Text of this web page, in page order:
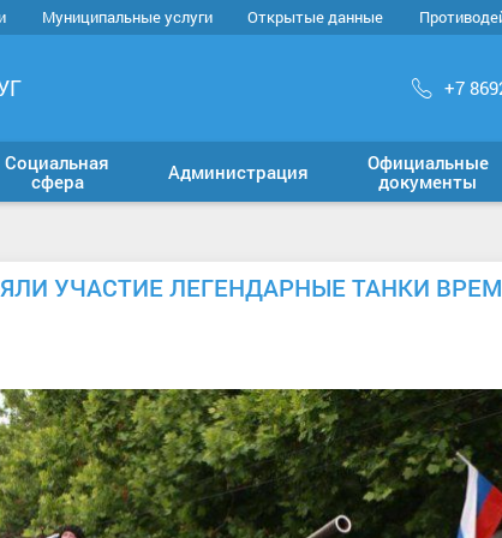
Муниципальные услуги Открытые данные
+7
Социальная
сфера
Администрация
Официальные
документы
УЧАСТИЕ ЛЕГЕНДАРНЫЕ ТАНКИ